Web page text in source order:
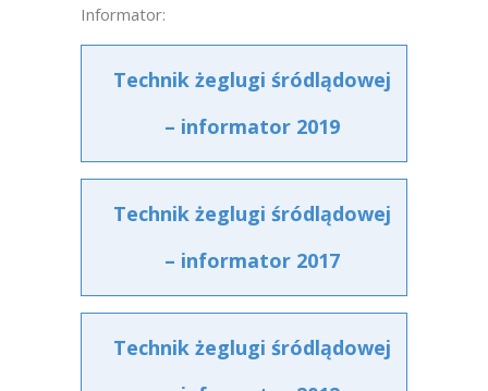
Informator:
Technik żeglugi śródlądowej
– informator 2019
Technik żeglugi śródlądowej
– informator 2017
Technik żeglugi śródlądowej